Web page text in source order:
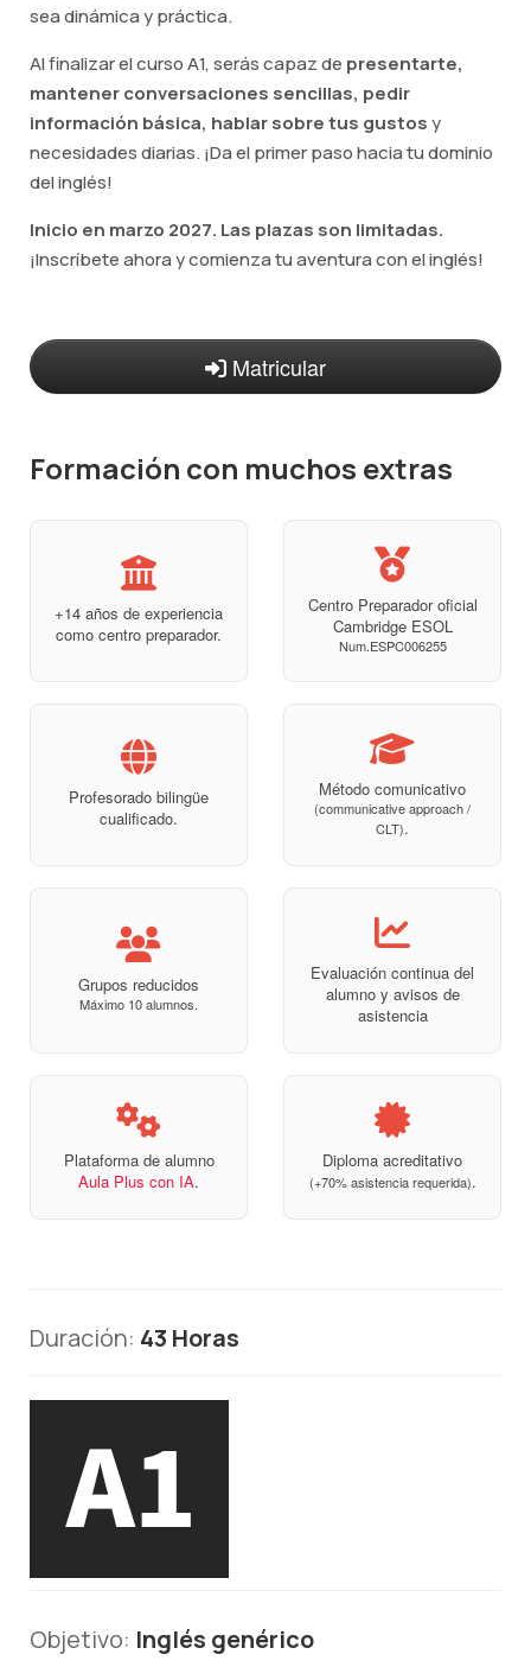
sea dinámica y práctica.
Al finalizar el curso A1, serás capaz de presentarte,
mantener conversaciones sencillas, pedir
información básica, hablar sobre tus gustosy
necesidades diarias. ¡Da el primer paso hacia tu dominio
del inglés!
Inicio en marzo 2027. Las plazas son limitadas.
¡Inscríbete ahora y comienza tu aventura con el inglés!
Matricular
Formación con muchos extras
+14 años de experiencia
como centro preparador.
Centro Preparador oficial
Cambridge ESOL
Num.ESPC006255
Profesorado bilingüe
cualificado.
Método comunicativo
(communicative approach /
CLT).
Grupos reducidos
Máximo 10 alumnos.
Evaluación continua del
alumno y avisos de
asistencia
Plataforma de alumno
Aula Plus con IA.
Diploma acreditativo
(+70% asistencia requerida).
Duración: 43 Horas
Objetivo: Inglés genérico